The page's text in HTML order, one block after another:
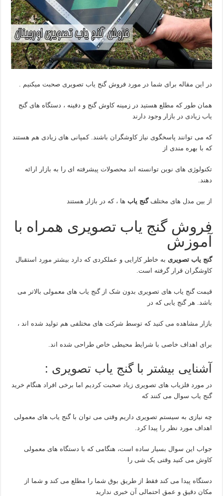
در این مقاله برای شما در مورد فروش گنج یاب تصویری صحبت میکنیم .
همان طور که مطلع هستید در زمینه کاوش گنج و دفینه ، دستگاه های گنج
یاب زیادی در بازار وجود دارند
که می توانند پاسخگوی نیاز کاوشگران باشند. کمپانی های زیادی هم هستند
که با بهره مندی از
تکنولوژی های نوین توانسته اند محصولات پیشرفته ای را به بازار ارائه
دهند.
از بین مدل های مختلفگنج یاب ها ، که در بازار هستند
فروش گنج یاب تصویری همراه با
آموزش
گنج یاب تصویری به خاطر کارایی و عملکردی که دارد بیشتر مورد استقبال
کاوشگران قرار گرفته است.
قیمت گنج یاب های تصویری بدون شک از گنج یاب های معمولی بالاتر می
باشد. هر گنج یابی که در
بازار مشاهده می کنید که توسط شرکت های مختلفی هم تولید شده اند ،
برای اهداف خاصی با شرایط محیطی خاص طراحی شده اند.
آشنایی بیشتر با گنج یاب تصویری :
در مورد فلزیاب های تصویری زیاد صحبت کردیم اما برخی افراد هنگام خرید
گنج یاب سوال می کنند که
چه نیازی به سیستم تصویری داریم وقتی می توان با گنج یاب های معمولی
اهداف مورد نظر را پیدا کرد.
جواب این سوال بسیار ساده است، هنگامی که با دستگاه های معمولی
کاوش می کنید وقتی یک شی را
دستگاه پیدا می کند فقط از طریق بوق شما را مطلع می کند و شما از
مکان دقیق و عمق احتمالی آن خبری ندارید